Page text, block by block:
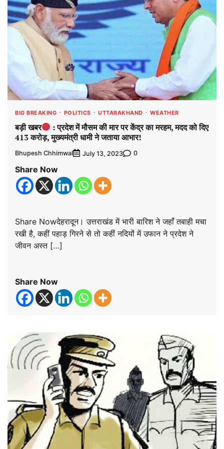
BIG BREAKING POLITICS UTTARAKHAND WEATHER
बड़ी खबर
: प्रदेश में मौसम की मार पर केंद्र का मरहम, मदद को दिए
413 करोड़, मुख्यमंत्री धामी ने जताया आभार!
Bhupesh Chhimwal July 13, 2023 0
Share Now
Share Nowदेहरादून। उत्तराखंड में भारी बारिश ने जहाँ तबाही मचा
रखी है, कहीं पहाड़ गिरने से तो कहीं नदियों में उफान ने प्रदेश ने
जीवन अस्त […]
Share Now